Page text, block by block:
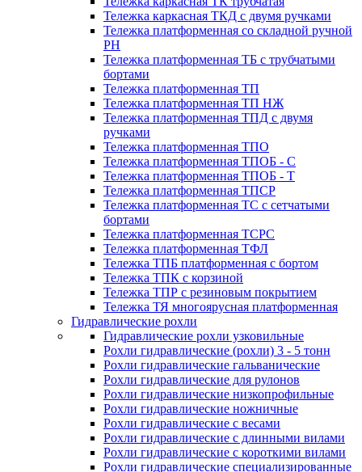
Тележка каркасная ТКД с двумя ручками
Тележка платформенная со складной ручной
PH
Тележка платформенная ТБ с трубчатыми
бортами
Тележка платформенная ТП
Тележка платформенная ТП НЖ
Тележка платформенная ТПД с двумя
ручками
Тележка платформенная ТПО
Тележка платформенная ТПОБ - С
Тележка платформенная ТПОБ - Т
Тележка платформенная ТПСР
Тележка платформенная ТС с сетчатыми
бортами
Тележка платформенная ТСРС
Тележка платформенная ТФЛ
Тележка ТПБ платформенная с бортом
Тележка ТПК с корзиной
Тележка ТПР с резиновым покрытием
Тележка ТЯ многоярусная платформенная
Гидравлические рохли
Гидравлические рохли узковильные
Рохли гидравлические (рохли) 3 - 5 тонн
Рохли гидравлические гальванические
Рохли гидравлические для рулонов
Рохли гидравлические низкопрофильные
Рохли гидравлические ножничные
Рохли гидравлические с весами
Рохли гидравлические с длинными вилами
Рохли гидравлические с короткими вилами
Рохли гидравлические специализированные